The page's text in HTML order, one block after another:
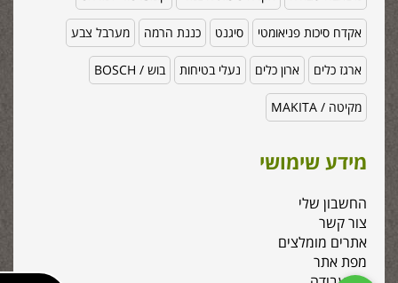
אקדח סיכות פניאומטי סיגנט כננת הרמה מערבל צבע
ארגז כלים ארון כלים נעלי בטיחות בוש / BOSCH
מקיטה / MAKITA
מידע שימושי
החשבון שלי
צור קשר
אתרים מומלצים
מפת אתר